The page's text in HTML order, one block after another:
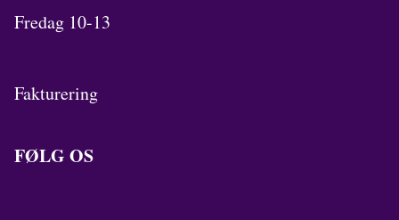
Fredag 10-13
Fakturering
FØLG OS